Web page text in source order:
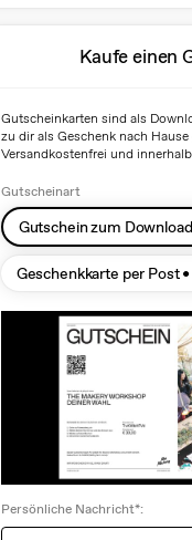
Kaufe einen
Gutscheinkarten sind als
zu dir als Geschenk nach
Versandkostenfrei und
Gutscheinart
Gutschein zum
Geschenkkarte per Post
Persönliche Nachricht*: